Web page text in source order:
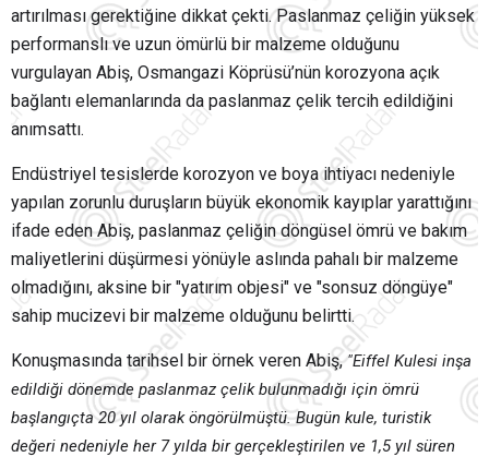
artırılması gerektiğine dikkat çekti. Paslanmaz çeliğin yüksek
performanslı ve uzun ömürlü bir malzeme olduğunu
vurgulayan Abiş, Osmangazi Köprüsü’nün korozyona açık
bağlantı elemanlarında da paslanmaz çelik tercih edildiğini
anımsattı.
Endüstriyel tesislerde korozyon ve boya ihtiyacı nedeniyle
yapılan zorunlu duruşların büyük ekonomik kayıplar yarattığını
ifade eden Abiş, paslanmaz çeliğin döngüsel ömrü ve bakım
maliyetlerini düşürmesi yönüyle aslında pahalı bir malzeme
olmadığını, aksine bir "yatırım objesi" ve "sonsuz döngüye"
sahip mucizevi bir malzeme olduğunu belirtti.
Konuşmasında tarihsel bir örnek veren Abiş,"Eiffel Kulesi inşa
edildiği dönemde paslanmaz çelik bulunmadığı için ömrü
başlangıçta 20 yıl olarak öngörülmüştü. Bugün kule, turistik
değeri nedeniyle her 7 yılda bir gerçekleştirilen ve 1,5 yıl süren